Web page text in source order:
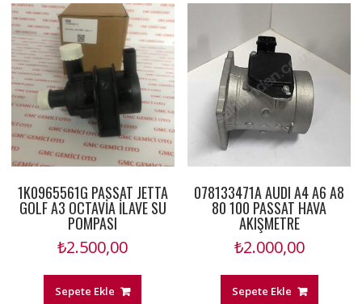
1K0965561G PASSAT JETTA
GOLF A3 OCTAVİA İLAVE SU
POMPASI
₺2.500,00
Sepete Ekle
078133471A AUDI A4 A6 A8
80 100 PASSAT HAVA
AKIŞMETRE
₺2.000,00
Sepete Ekle